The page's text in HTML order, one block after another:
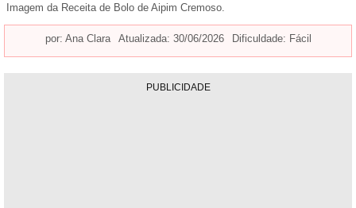
Imagem da Receita de Bolo de Aipim Cremoso.
por: Ana Clara Atualizada: 30/06/2026 Dificuldade: Fácil
PUBLICIDADE